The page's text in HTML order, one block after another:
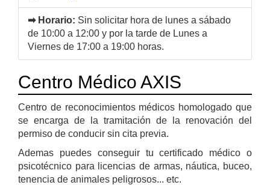
➡ Horario: Sin solicitar hora de lunes a sábado
de 10:00 a 12:00 y por la tarde de Lunes a
Viernes de 17:00 a 19:00 horas.
Centro Médico AXIS
Centro de reconocimientos médicos homologado que
se encarga de la tramitación de la renovación del
permiso de conducir sin cita previa.
Ademas puedes conseguir tu certificado médico o
psicotécnico para licencias de armas, náutica, buceo,
tenencia de animales peligrosos... etc.